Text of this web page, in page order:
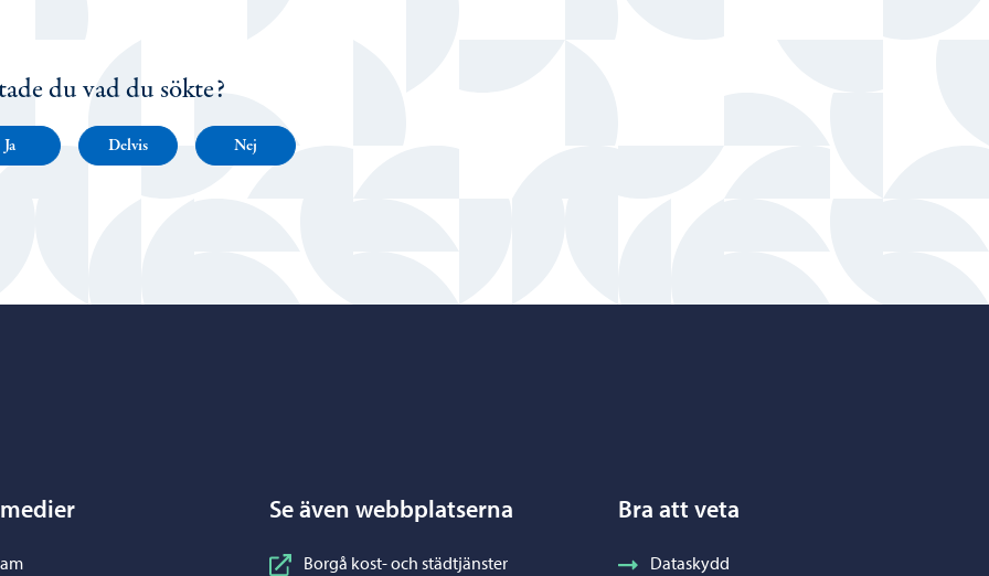
du vad du sökte?
Ja Delvis Nej
Se även webbplatserna
Borgå kost- och städtjänster
Bra att veta
Dataskydd